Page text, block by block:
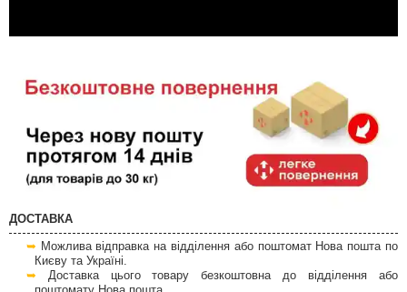
ДОСТАВКА
Можлива відправка на відділення або поштомат Нова пошта по
Києву та Україні.
Доставка цього товару безкоштовна до відділення або